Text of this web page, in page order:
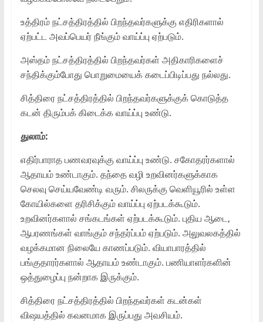
உத்திரம் நட்சத்திரத்தில் பிறந்தவர்களுக்கு எதிரிகளால்
ஏற்பட்ட அவப்பெயர் நீங்கும் வாய்ப்பு ஏற்படும்.
அஸ்தம் நட்சத்திரத்தில் பிறந்தவர்கள் அதிகாரிகளைச்
சந்திக்கும்போது பொறுமையைக் கடைப்பிடிப்பது நல்லது.
சித்திரை நட்சத்திரத்தில் பிறந்தவர்களுக்குக் கொடுத்த
கடன் திரும்பக் கிடைக்க வாய்ப்பு உண்டு.
துலாம்:
எதிர்பாராத பணவரவுக்கு வாய்ப்பு உண்டு. சகோதரர்களால்
ஆதாயம் உண்டாகும். தந்தை வழி உறவினர்களுக்காக
செலவு செய்யவேண்டி வரும். சிலருக்கு வெளியூரில் உள்ள
கோயில்களை தரிசிக்கும் வாய்ப்பு ஏற்படக்கூடும்.
உறவினர்களால் சங்கடங்கள் ஏற்படக்கூடும். புதிய ஆடை,
ஆபரணங்கள் வாங்கும் சந்தர்ப்பம் ஏற்படும். அலுவலகத்தில்
வழக்கமான நிலையே காணப்படும். வியாபாரத்தில்
பங்குதாரர்களால் ஆதாயம் உண்டாகும். பணியாளர்களின்
ஒத்துழைப்பு நன்றாக இருக்கும்.
சித்திரை நட்சத்திரத்தில் பிறந்தவர்கள் கடன்கள்
விஷயத்தில் கவனமாக இருப்பது அவசியம்.